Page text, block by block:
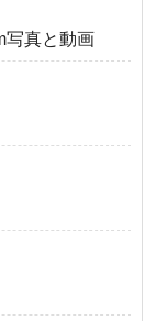
写真と動画